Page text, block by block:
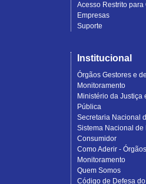
Acesso Restrito para
Empresas
Suporte
Institucional
Órgãos Gestores e de
Monitoramento
Ministério da Justiça
Pública
Secretaria Nacional
Sistema Nacional de
Consumidor
Como Aderir -
Monitoramento
Quem Somos
Código de Defesa